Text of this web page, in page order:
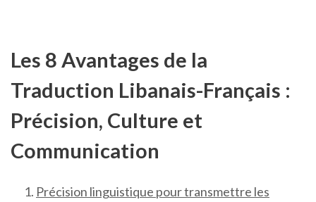
Les 8 Avantages de la
Traduction Libanais-Français :
Précision, Culture et
Communication
Précision linguistique pour transmettre les